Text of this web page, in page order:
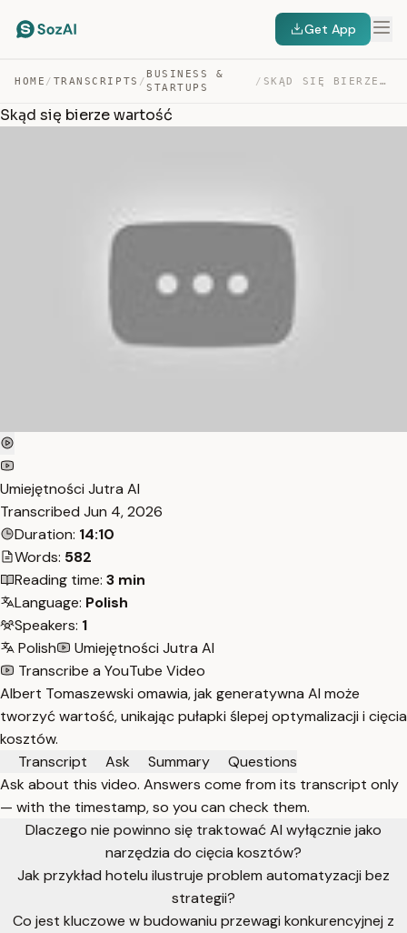
Get App
HOME / TRANSCRIPTS /
BUSINESS &
STARTUPS
/ SKĄD SIĘ BIERZE WARTOŚĆ — TRANSCRIPT
Skąd się bierze wartość
Umiejętności Jutra AI
Transcribed Jun 4, 2026
Duration: 14:10
Words: 582
Reading time: 3 min
Language: Polish
Speakers: 1
Polish
Umiejętności Jutra AI
Transcribe a YouTube Video
Albert Tomaszewski omawia, jak generatywna AI może
tworzyć wartość, unikając pułapki ślepej optymalizacji i cięcia
kosztów.
Transcript
Ask Summary
Questions
Ask about this video. Answers come from its transcript only
— with the timestamp, so you can check them.
Dlaczego nie powinno się traktować AI wyłącznie jako
narzędzia do cięcia kosztów?
Jak przykład hotelu ilustruje problem automatyzacji bez
strategii?
Co jest kluczowe w budowaniu przewagi konkurencyjnej z